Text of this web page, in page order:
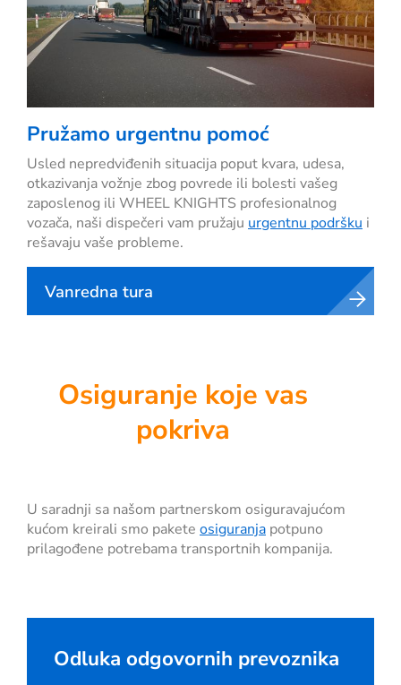
Pružamo urgentnu pomoć
Usled nepredviđenih situacija poput kvara, udesa,
otkazivanja vožnje zbog povrede ili bolesti vašeg
zaposlenog ili WHEEL KNIGHTS profesionalnog
vozača, naši dispečeri vam pružaju urgentnu podršku i
rešavaju vaše probleme.
Vanredna tura
Osiguranje koje vas
pokriva
U saradnji sa našom partnerskom osiguravajućom
kućom kreirali smo pakete osiguranja potpuno
prilagođene potrebama transportnih kompanija.
Odluka odgovornih prevoznika